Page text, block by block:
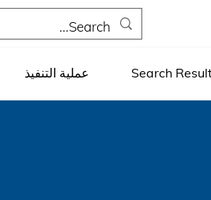
عملية التنفيذ Search